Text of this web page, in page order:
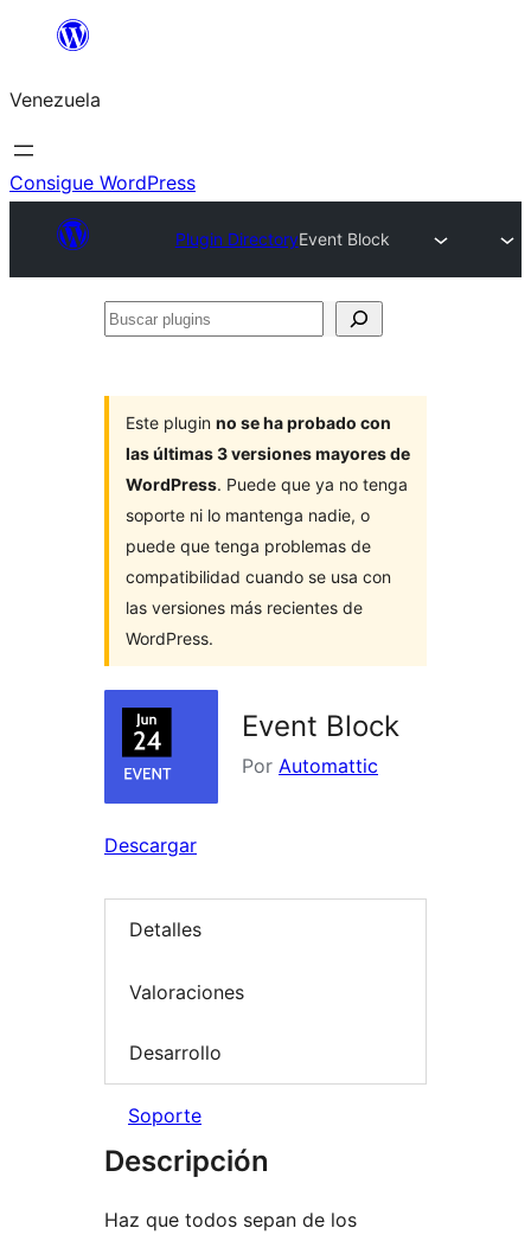
Saltar
contenido
Venezuela
Consigue WordPress
Plugin DirectoryEvent Block
Buscar
Este plugin no se ha probado con
las últimas 3 versiones mayores de
WordPress. Puede que ya no tenga
soporte ni lo mantenga nadie, o
puede que tenga problemas de
compatibilidad cuando se usa con
las versiones más recientes de
WordPress.
Event Block
Por Automattic
Descargar
Detalles
Valoraciones
Desarrollo
Soporte
Descripción
Haz que todos sepan de los